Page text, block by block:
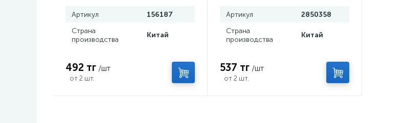
Артикул
156187
Страна
производства
Китай
492 тг /шт
от 2 шт.
Артикул
2850358
Страна
производства
Китай
537 тг /шт
от 2 шт.